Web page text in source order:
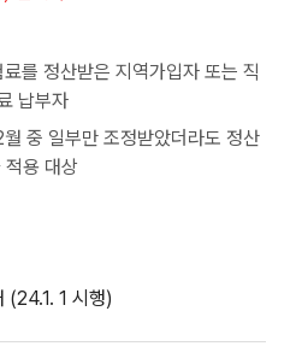
를 정산받은 지역가입자 또는 직
납부자
중 일부만 조정받았더라도 정산
용 대상
(24.1. 1 시행)